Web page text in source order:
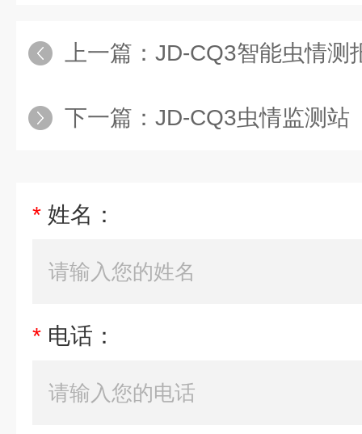
上一篇： JD-CQ3智能虫情测
下一篇： JD-CQ3虫情监测站
* 姓名：
* 电话：